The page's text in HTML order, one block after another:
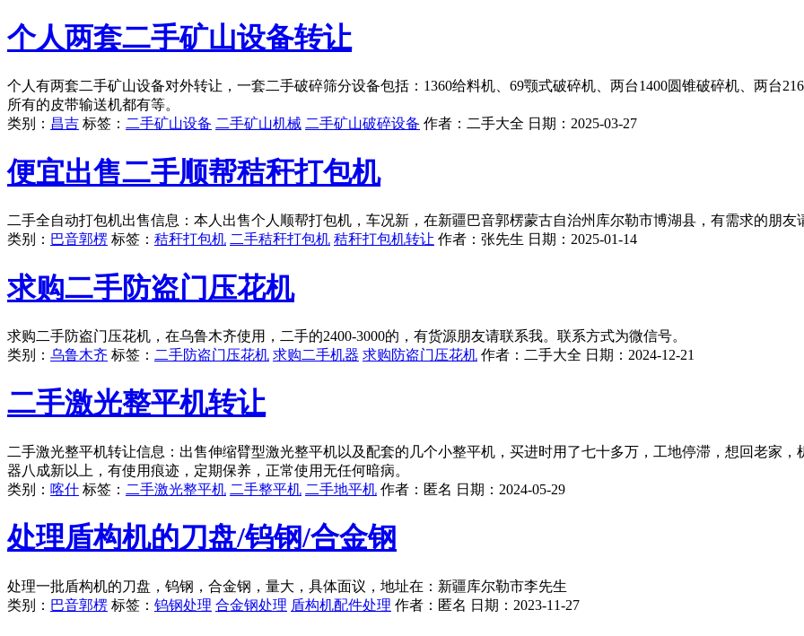
个人两套二手矿山设备转让
个人有两套二手矿山设备对外转让，一套二手破碎筛分设备包括：1360给料机、69颚式破碎机、两台1400圆锥破碎机、两台
所有的皮带输送机都有等。
类别： 昌吉 标签： 二手矿山设备 二手矿山机械 二手矿山破碎设备 作者： 二手大全 日期： 2025-03-27
便宜出售二手顺帮秸秆打包机
二手全自动打包机出售信息：本人出售个人顺帮打包机，车况新，在新疆巴音郭楞蒙古自治州库尔勒市博湖县，有需求的朋友
类别： 巴音郭楞 标签： 秸秆打包机 二手秸秆打包机 秸秆打包机转让 作者： 张先生 日期： 2025-01-14
求购二手防盗门压花机
求购二手防盗门压花机，在乌鲁木齐使用，二手的2400-3000的，有货源朋友请联系我。联系方式为微信号。
类别： 乌鲁木齐 标签： 二手防盗门压花机 求购二手机器 求购防盗门压花机 作者： 二手大全 日期： 2024-12-21
二手激光整平机转让
二手激光整平机转让信息：出售伸缩臂型激光整平机以及配套的几个小整平机，买进时用了七十多万，工地停滞，想回老家
器八成新以上，有使用痕迹，定期保养，正常使用无任何暗病。
类别： 喀什 标签： 二手激光整平机 二手整平机 二手地平机 作者： 匿名 日期： 2024-05-29
处理盾构机的刀盘/钨钢/合金钢
处理一批盾构机的刀盘，钨钢，合金钢，量大，具体面议，地址在：新疆库尔勒市李先生
类别： 巴音郭楞 标签： 钨钢处理 合金钢处理 盾构机配件处理 作者： 匿名 日期： 2023-11-27